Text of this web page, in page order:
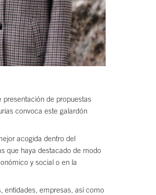
presentación de propuestas
convoca este galardón
acogida dentro del
que haya destacado de modo
y social o en la
entidades, empresas, así como